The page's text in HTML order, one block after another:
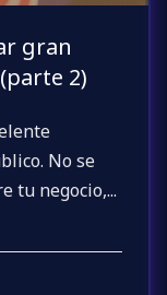
gran
2)
No se
tu negocio,...